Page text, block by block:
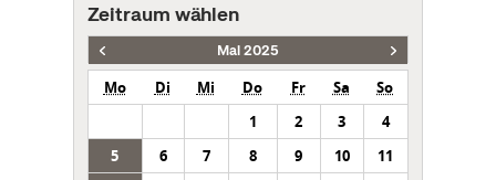
Zeitraum wählen
Mai 2025
Mo Di Mi Do Fr Sa
So
1
2 3
4
5
6 7 8 9 10
11